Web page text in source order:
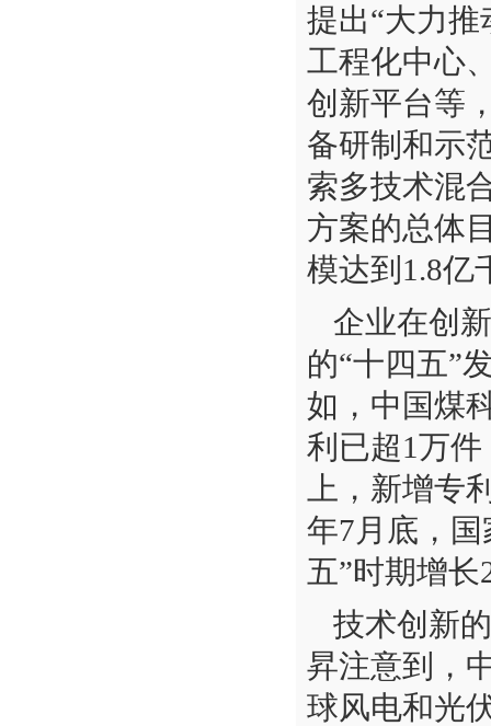
提出“大力
工程化中心
创新平台等
备研制和示
索多技术混
方案的总体
模达到1.8亿
企业在创
的“十四五”
如，中国煤
利已超1万
上，新增专
年7月底，
五”时期增
技术创新
昇注意到，
球风电和光